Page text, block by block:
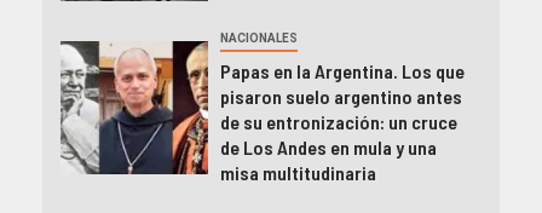
NACIONALES
Papas en la Argentina. Los que
pisaron suelo argentino antes
de su entronización: un cruce
de Los Andes en mula y una
misa multitudinaria